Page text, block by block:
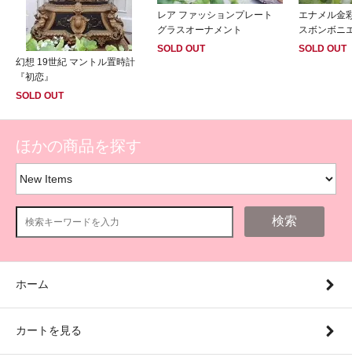
幻想 19世紀 マントル置時計
『初恋』
SOLD OUT
レア ファッションプレート
グラスオーナメント
SOLD OUT
エナメル金
スボンボニ
SOLD OUT
ほかの商品を探す
検索
ホーム
カートを見る